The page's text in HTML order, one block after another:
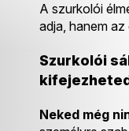
A szurkolói
adja, hanem
Szurkolói
Neked még